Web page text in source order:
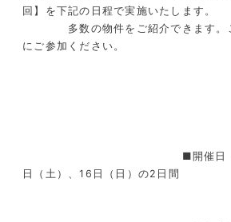
回】を下記の日程で実施いたします。
多数の物件をご紹介できます。ご
にご参加ください。
■開催日：平成24
日（土）、16日（日）の2日間